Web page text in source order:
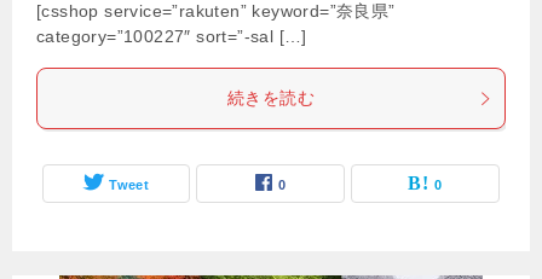
[csshop service=”rakuten” keyword=”奈良県”
category=”100227″ sort=”-sal […]
続きを読む
Tweet 0 0